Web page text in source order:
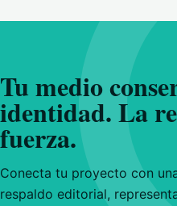
Tu medio
identidad. La
fuerza.
Conecta tu proyecto con
respaldo editorial,